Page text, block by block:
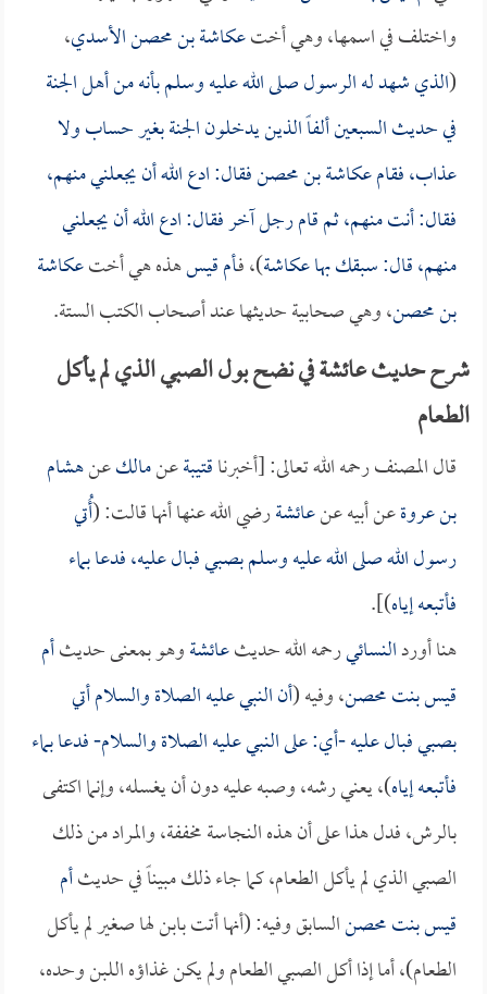
واختلف في اسمها، وهي أختعكاشة بن محصن الأسدي،
(الذي شهد له الرسول صلى الله عليه وسلم بأنه من أهل الجنة
في حديث السبعين ألفاً الذين يدخلون الجنة بغير حساب ولا
عذاب، فقامعكاشة بن محصنفقال: ادع الله أن يجعلني منهم،
فقال: أنت منهم، ثم قام رجل آخر فقال: ادع الله أن يجعلني
منهم، قال: سبقك بهاعكاشة)، فـأم قيسهذه هي أختعكاشة
بن محصن، وهي صحابية حديثها عند أصحاب الكتب الستة.
شرح حديث عائشة في نضح بول الصبي الذي لم يأكل
الطعام
قال المصنف رحمه الله تعالى: [أخبرناقتيبةعنمالكعنهشام
بن عروةعن أبيه عنعائشةرضي الله عنها أنها قالت: (أُتي
رسول الله صلى الله عليه وسلم بصبي فبال عليه، فدعا بماء
فأتبعه إياه)].
هنا أوردالنسائيرحمه الله حديثعائشةوهو بمعنى حديثأم
قيس بنت محصن، وفيه (أن النبي عليه الصلاة والسلام أتي
بصبي فبال عليه -أي: على النبي عليه الصلاة والسلام- فدعا بماء
فأتبعه إياه)، يعني رشه، وصبه عليه دون أن يغسله، وإنما اكتفى
بالرش، فدل هذا على أن هذه النجاسة مخففة، والمراد من ذلك
الصبي الذي لم يأكل الطعام، كما جاء ذلك مبيناً في حديثأم
قيس بنت محصنالسابق وفيه: (أنها أتت بابن لها صغير لم يأكل
الطعام)، أما إذا أكل الصبي الطعام ولم يكن غذاؤه اللبن وحده،